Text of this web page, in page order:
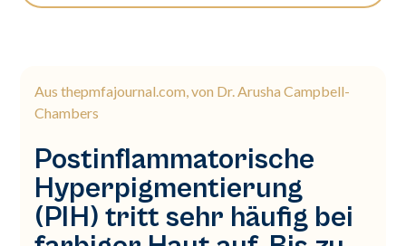
Aus thepmfajournal.com, von Dr. Arusha Campbell-
Chambers
Postinflammatorische
Hyperpigmentierung
(PIH) tritt sehr häufig bei